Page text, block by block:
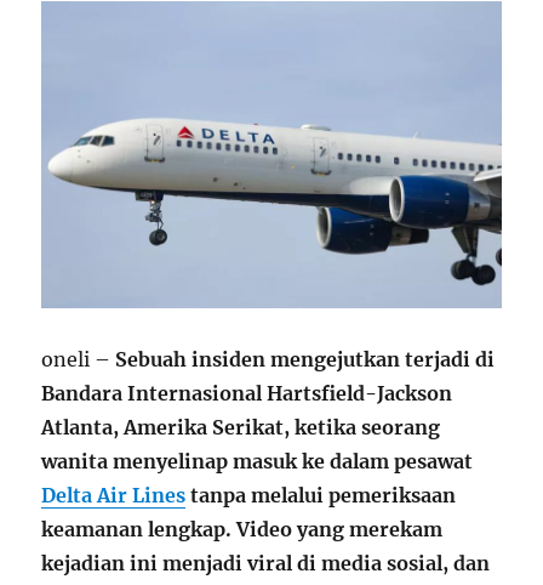
oneli – Sebuah insiden mengejutkan terjadi di
Bandara Internasional Hartsfield-Jackson
Atlanta, Amerika Serikat, ketika seorang
wanita menyelinap masuk ke dalam pesawat
Delta Air Lines tanpa melalui pemeriksaan
keamanan lengkap. Video yang merekam
kejadian ini menjadi viral di media sosial, dan